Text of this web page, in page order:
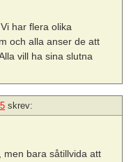
har flera olika
och alla anser de att
vill ha sina slutna
skrev:
men bara såtillvida att